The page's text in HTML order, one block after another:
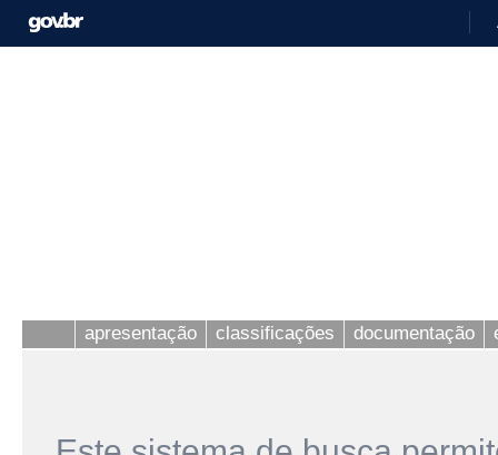
apresentação classificações documentação